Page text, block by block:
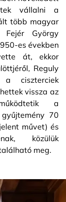
vállalni a
több magyar
György
es években
át, ekkor
Reguly
ciszterciek
vissza az
a
70
művet) és
közülük
meg.